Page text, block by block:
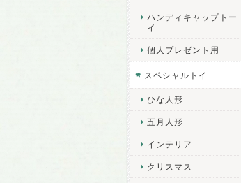
ハンディキャップトー
イ
個人プレゼント用
スペシャルトイ
ひな人形
五月人形
インテリア
クリスマス